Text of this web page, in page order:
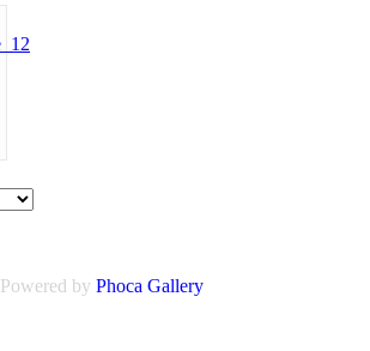
Powered by Phoca Gallery